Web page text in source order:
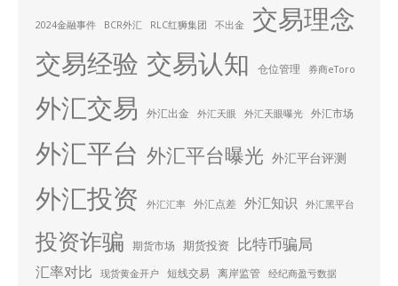
2024金融事件 BCR外汇 RLC红狮集团 不出金
交易理念
交易经验 交易认知 仓位管理 券商eToro
外汇交易 外汇出金 外汇天眼 外汇天眼曝光 外汇市场
外汇平台 外汇平台曝光 外汇平台评测
外汇投资 外汇汇率 外汇点差 外汇知识 外汇黑平台
投资诈骗 期货市场 期货投资 比特币骗局
汇率对比 现货黄金开户 短线交易 离岸监管 经纪商盈亏数据